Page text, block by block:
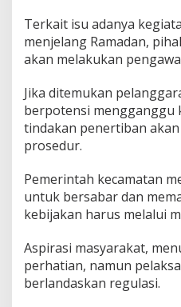
Terkait isu adanya
menjelang Ramadan,
akan melakukan
Jika ditemukan
berpotensi mengganggu
tindakan penertiban
prosedur.
Pemerintah kecamatan
untuk bersabar dan
kebijakan harus melalui
Aspirasi masyarakat,
perhatian, namun
berlandaskan regulasi.